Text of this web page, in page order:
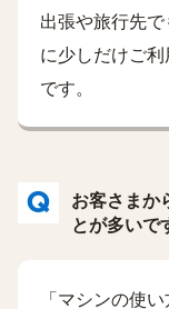
出張や旅行先
に少しだけご
です。
お客さまか
とが多いで
「マシンの使